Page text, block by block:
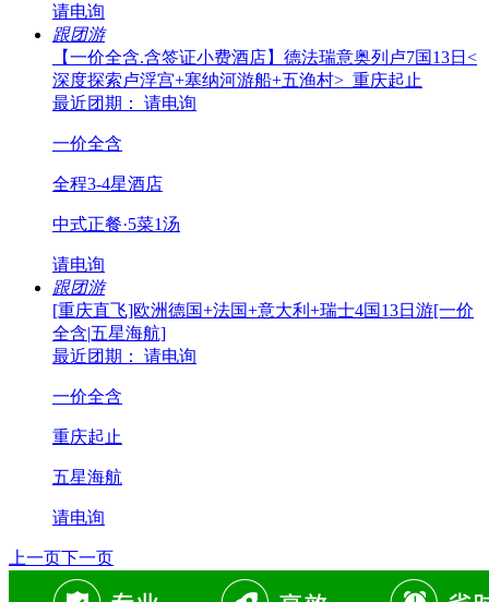
请电询
跟团游
【一价全含.含签证小费酒店】德法瑞意奥列卢7国13日<
深度探索卢浮宫+塞纳河游船+五渔村>_重庆起止
最近团期： 请电询
一价全含
全程3-4星酒店
中式正餐·5菜1汤
请电询
跟团游
[重庆直飞]欧洲德国+法国+意大利+瑞士4国13日游[一价
全含|五星海航]
最近团期： 请电询
一价全含
重庆起止
五星海航
请电询
上一页下一页